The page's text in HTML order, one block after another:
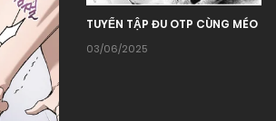
TUYỂN TẬP ĐU OTP CÙNG MÉO
03/06/2025